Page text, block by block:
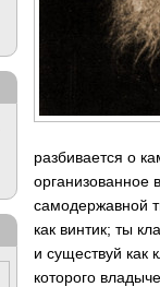
разбивается о
организованное
самодержавной
как винтик; ты
и существуй
которого